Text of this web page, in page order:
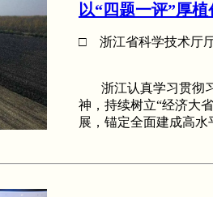
以“四题一评”厚
□ 浙江省科学技术厅
浙江认真学习贯彻习
神，持续树立“经济大
展，锚定全面建成高